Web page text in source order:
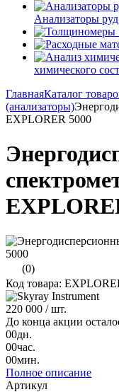
Анализаторы
химического
ГлавнаяКаталог
(анализаторы)
EXPLORER 5000
(0)
Код товара:
220 000 / шт.
До конца акции
00дн.
00час.
00мин.
Полное описание
Артикул